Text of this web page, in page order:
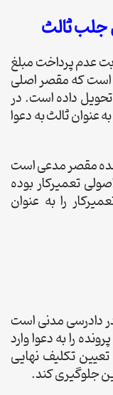
جلب ثالث
عدم پرداخت مبلغ
است که مقصر اصلی
تحویل داده است. در
عنوان ثالث به دعوا
مقصر مدعی است
تعمیرکار بوده
را به عنوان
دادرسی مدنی است
را به دعوا وارد
تعیین تکلیف نهایی
جلوگیری کند.